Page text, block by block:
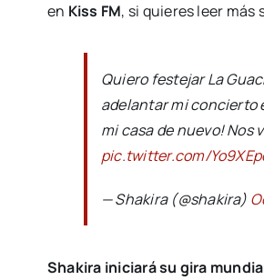
en Kiss FM, si quieres leer
Quiero festejar La
adelantar mi concierto
mi casa de nuevo! Nos
pic.twitter.com/
— Shakira (@shakira)
Shakira iniciará su gira